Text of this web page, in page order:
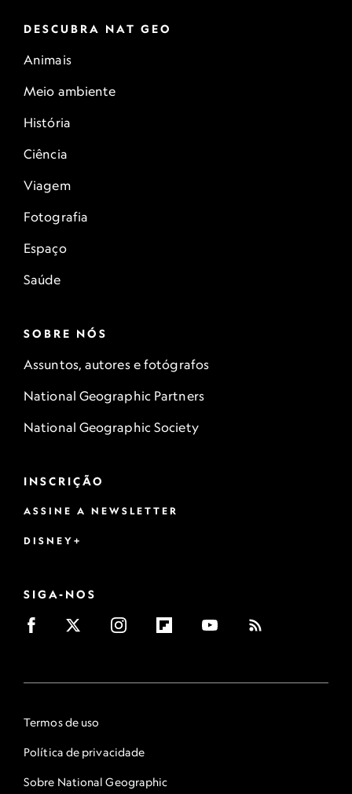
DESCUBRA NAT GEO
Animais
Meio ambiente
História
Ciência
Viagem
Fotografia
Espaço
Saúde
SOBRE NÓS
Assuntos, autores e fotógrafos
National Geographic Partners
National Geographic Society
INSCRIÇÃO
ASSINE A NEWSLETTER
DISNEY+
SIGA-NOS
Termos de uso
Política de privacidade
Sobre National Geographic